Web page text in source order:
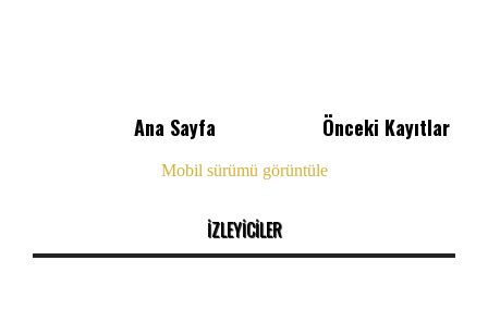
Önceki Kayıtlar
Ana Sayfa
Mobil sürümü görüntüle
İZLEYİCİLER